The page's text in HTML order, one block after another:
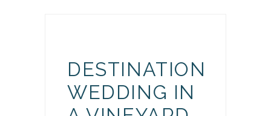
DESTINATION
WEDDING IN